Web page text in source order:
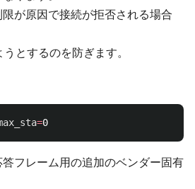
が原因で接続が拒否される場合
とするのを防ぎます。
=
フレーム用の追加のベンダー固有